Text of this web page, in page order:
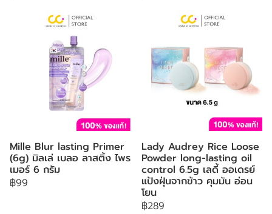
Mille Blur lasting Primer
(6g) มิลเล่ เบลอ ลาสติ้ง ไพร
เมอร์ 6 กรัม
฿99
Lady Audrey Rice Loose
Powder long-lasting oil
control 6.5g เลดี้ ออเดรย์
แป้งฝุ่นจากข้าว คุมมัน อ่อน
โยน
฿289